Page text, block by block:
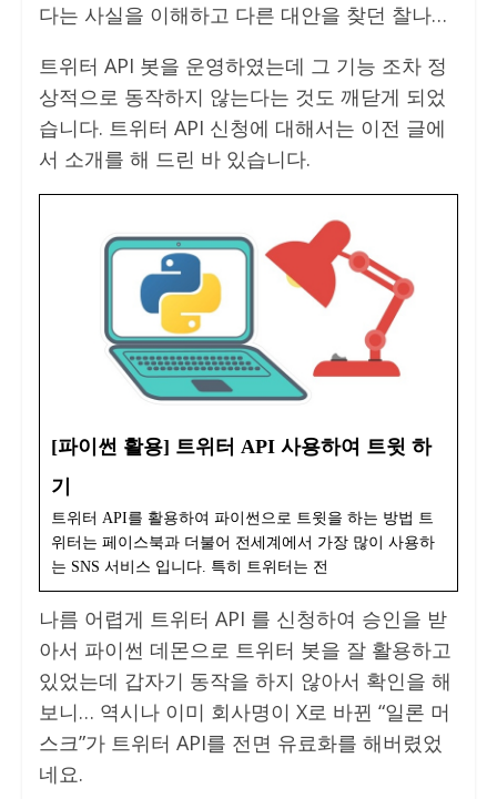
다는 사실을 이해하고 다른 대안을 찾던 찰나…
트위터 API 봇을 운영하였는데 그 기능 조차 정
상적으로 동작하지 않는다는 것도 깨닫게 되었
습니다. 트위터 API 신청에 대해서는 이전 글에
서 소개를 해 드린 바 있습니다.
[파이썬 활용] 트위터 API 사용하여 트윗 하
기
트위터 API를 활용하여 파이썬으로 트윗을 하는 방법 트
위터는 페이스북과 더불어 전세계에서 가장 많이 사용하
는 SNS 서비스 입니다. 특히 트위터는 전
나름 어렵게 트위터 API 를 신청하여 승인을 받
아서 파이썬 데몬으로 트위터 봇을 잘 활용하고
있었는데 갑자기 동작을 하지 않아서 확인을 해
보니… 역시나 이미 회사명이 X로 바뀐 “일론 머
스크”가 트위터 API를 전면 유료화를 해버렸었
네요.